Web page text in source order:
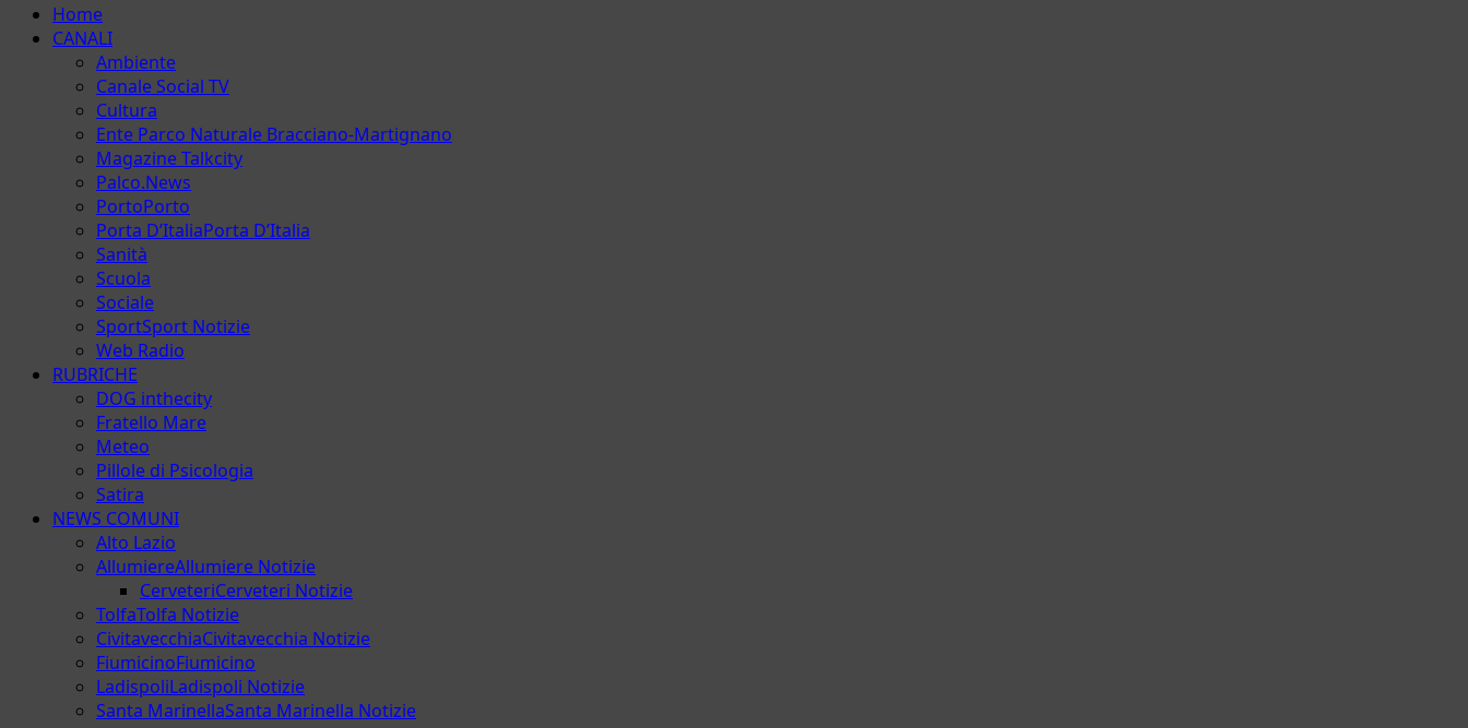
Menu
principale
Home
CANALI
Ambiente
Canale Social TV
Cultura
Ente Parco Naturale Bracciano-Martignano
Magazine Talkcity
Palco.News
PortoPorto
Porta D’ItaliaPorta D’Italia
Sanità
Scuola
Sociale
SportSport Notizie
Web Radio
RUBRICHE
DOG inthecity
Fratello Mare
Meteo
Pillole di Psicologia
Satira
NEWS COMUNI
Alto Lazio
AllumiereAllumiere Notizie
CerveteriCerveteri Notizie
TolfaTolfa Notizie
CivitavecchiaCivitavecchia Notizie
FiumicinoFiumicino
LadispoliLadispoli Notizie
Santa MarinellaSanta Marinella Notizie